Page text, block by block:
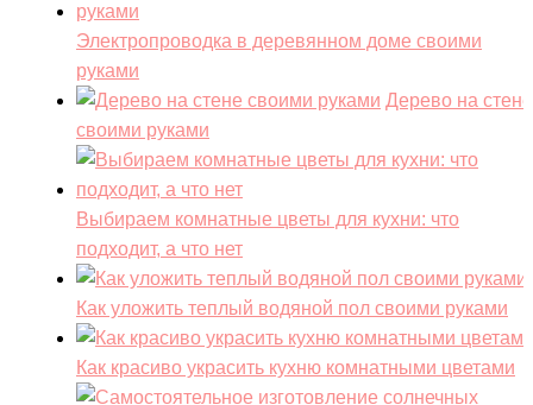
Электропроводка в деревянном доме своими
руками
Дерево на стене
своими руками
Выбираем комнатные цветы для кухни: что
подходит, а что нет
Как уложить теплый водяной пол своими руками
Как красиво украсить кухню комнатными цветами